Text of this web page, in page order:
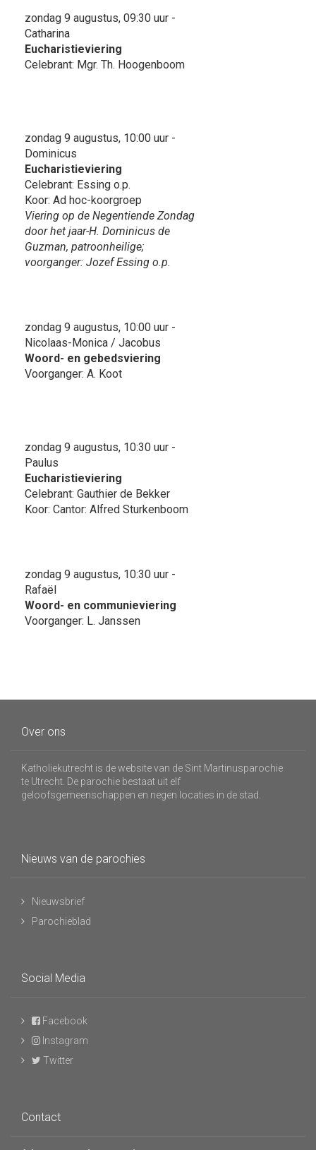
zondag 9 augustus, 09:30 uur -
Catharina
Eucharistieviering
Celebrant: Mgr. Th. Hoogenboom
zondag 9 augustus, 10:00 uur -
Dominicus
Eucharistieviering
Celebrant: Essing o.p.
Koor: Ad hoc-koorgroep
Viering op de Negentiende Zondag
door het jaar-H. Dominicus de
Guzman, patroonheilige;
voorganger: Jozef Essing o.p.
zondag 9 augustus, 10:00 uur -
Nicolaas-Monica / Jacobus
Woord- en gebedsviering
Voorganger: A. Koot
zondag 9 augustus, 10:30 uur -
Paulus
Eucharistieviering
Celebrant: Gauthier de Bekker
Koor: Cantor: Alfred Sturkenboom
zondag 9 augustus, 10:30 uur -
Rafaël
Woord- en communieviering
Voorganger: L. Janssen
Over ons
Katholiekutrecht is de website van de Sint Martinusparochie
te Utrecht. De parochie bestaat uit elf
geloofsgemeenschappen en negen locaties in de stad.
Nieuws van de parochies
Nieuwsbrief
Parochieblad
Social Media
Facebook
Instagram
Twitter
Contact